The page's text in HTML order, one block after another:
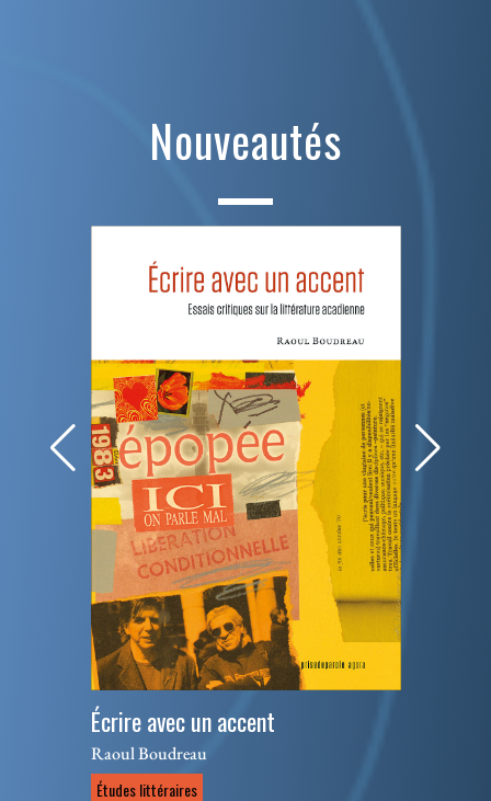
Nouveautés
Écrire avec un accent
Raoul Boudreau
Études littéraires